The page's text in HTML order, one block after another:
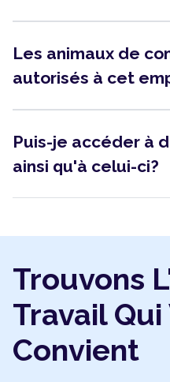
Les animaux de
autorisés à cet
Puis-je accéder à
ainsi qu'à celui-ci?
Trouvons
Travail Qui
Convient